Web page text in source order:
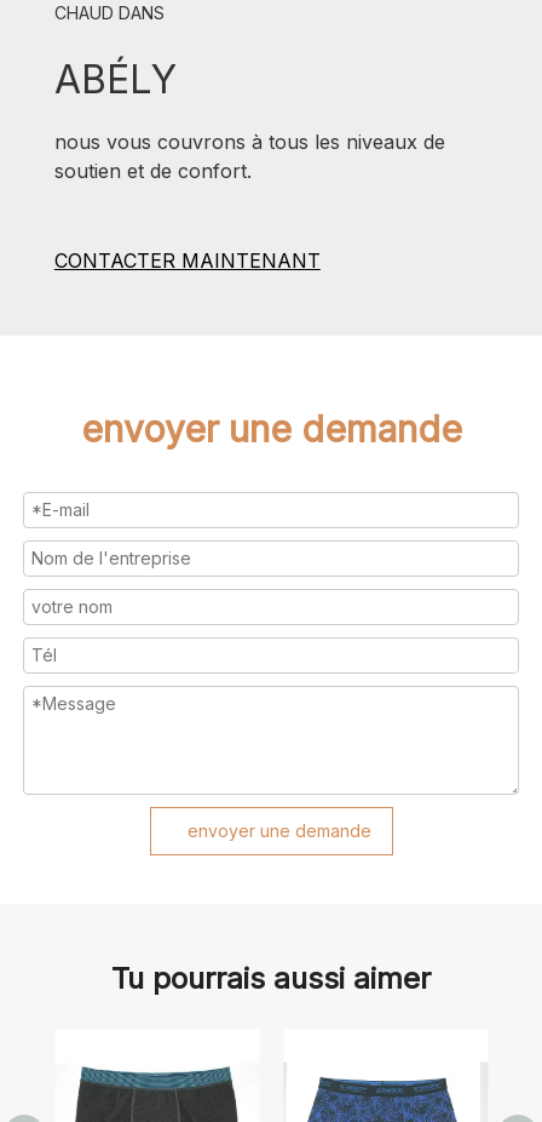
CHAUD DANS
ABÉLY
nous vous couvrons à tous les niveaux de
soutien et de confort.
CONTACTER MAINTENANT
envoyer une demande
envoyer une demande
Tu pourrais aussi aimer